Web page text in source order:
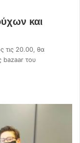
και
τις 20.00, θα
bazaar του